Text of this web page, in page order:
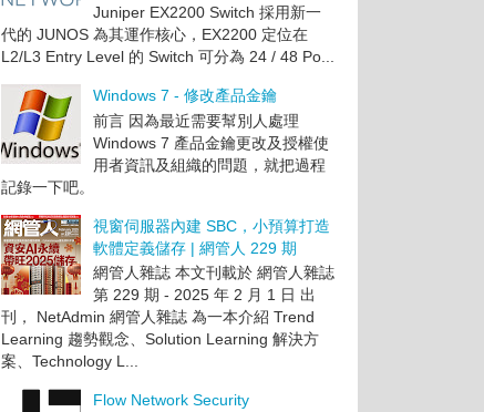
Juniper EX2200 Switch 採用新一
代的 JUNOS 為其運作核心，EX2200 定位在
L2/L3 Entry Level 的 Switch 可分為 24 / 48 Po...
Windows 7 - 修改產品金鑰
前言 因為最近需要幫別人處理
Windows 7 產品金鑰更改及授權使
用者資訊及組織的問題，就把過程
記錄一下吧。
視窗伺服器內建 SBC，小預算打造
軟體定義儲存 | 網管人 229 期
網管人雜誌 本文刊載於 網管人雜誌
第 229 期 - 2025 年 2 月 1 日 出
刊， NetAdmin 網管人雜誌 為一本介紹 Trend
Learning 趨勢觀念、Solution Learning 解決方
案、Technology L...
Flow Network Security